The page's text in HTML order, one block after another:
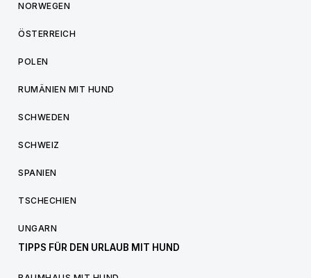
NORWEGEN
ÖSTERREICH
POLEN
RUMÄNIEN MIT HUND
SCHWEDEN
SCHWEIZ
SPANIEN
TSCHECHIEN
UNGARN
TIPPS FÜR DEN URLAUB MIT HUND